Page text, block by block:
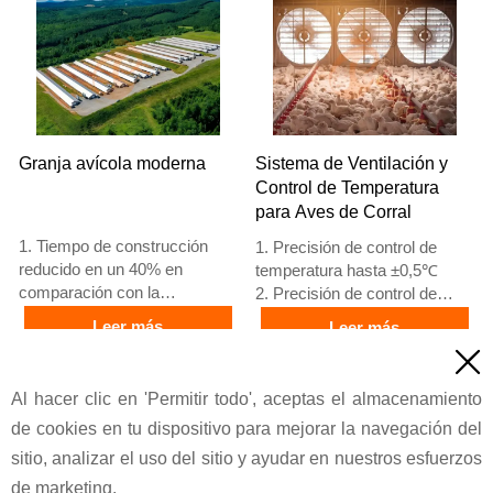
europeo
5. Recepción en línea 24
horas Whatsapp NO. :
+8618830120193,
contáctenos para obtener la
lista de precios
en estándares europeos
5. Recepción en línea 24
horas Whatsapp NO. :
+8618830120193
Granja avícola moderna
1. Tiempo de construcción
reducido en un 40% en
comparación con la
tradicionales
3. Grosor del panel de pared
100mm
4. Espaciado entre columnas
Leer más
Sistema de Ventilación y
Control de Temperatura
para Aves de Corral
1. Precisión de control de
temperatura hasta ±0,5℃
2. Precisión de control de
humedad ±5% RH
enfriamiento 150 mm
5. Recepción /WhatsApp NO.
: +8618830120193
Leer más

Al hacer clic en 'Permitir todo', aceptas el almacenamiento
de cookies en tu dispositivo para mejorar la navegación del
sitio, analizar el uso del sitio y ayudar en nuestros esfuerzos
de marketing.